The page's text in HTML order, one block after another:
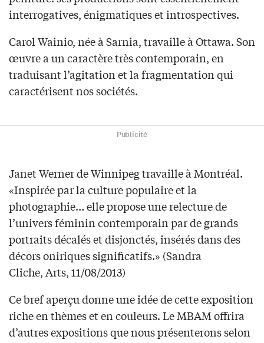
interrogatives, énigmatiques et introspectives.
Carol Wainio, née à Sarnia, travaille à Ottawa. Son
œuvre a un caractère très contemporain, en
traduisant l’agitation et la fragmentation qui
caractérisent nos sociétés.
Publicité
Janet Werner de Winnipeg travaille à Montréal.
«Inspirée par la culture populaire et la
photographie… elle propose une relecture de
l’univers féminin contemporain par de grands
portraits décalés et disjonctés, insérés dans des
décors oniriques significatifs.» (Sandra
Cliche, Arts, 11/08/2013)
Ce bref aperçu donne une idée de cette exposition
riche en thèmes et en couleurs. Le MBAM offrira
d’autres expositions que nous présenterons selon